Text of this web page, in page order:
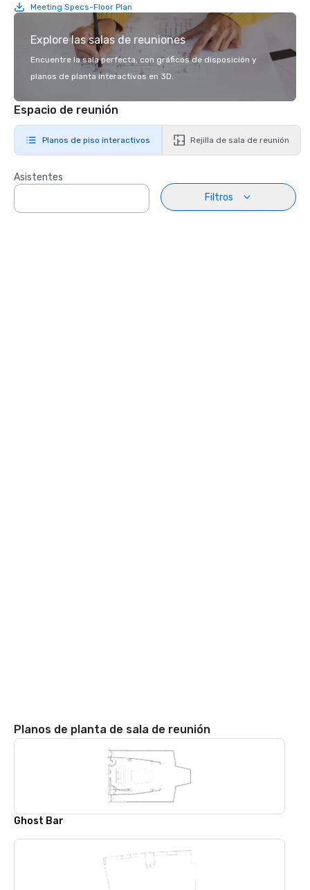
Meeting Specs-Floor Plan
Explore las salas de reuniones
Encuentre la sala perfecta, con gráficos de disposición y
planos de planta interactivos en 3D.
Espacio de reunión
Planos de piso interactivos Rejilla de sala de reunión
Asistentes
Filtros
Planos de planta de sala de reunión
Ghost Bar